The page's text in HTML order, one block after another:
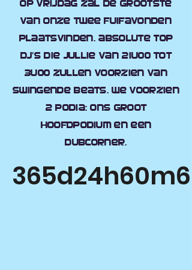
Op vrijdag zal de grootste
van onze twee fuifavonden
plaatsvinden. Absolute top
DJ’s die jullie van 21u00 tot
3u00 zullen voorzien van
swingende beats. We voorzien
2 podia: ons groot
hoofdpodium en een
dubcorner.
365d24h60m